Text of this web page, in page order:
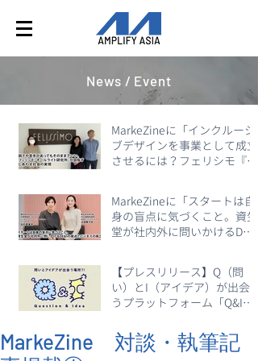
News / Event
MarkeZineに「インクルーシ
ブデザインを事業として成立
させるには？フェリシモ『オ
MarkeZineに「スタートは自
身の盲点に気づくこと。資生
堂が社内外に問いかけるDE&I
【プレスリリース】Q（問
い）とI（アイデア）が出会
うプラットフォーム「Q&I」
MarkeZine 対談・執筆記